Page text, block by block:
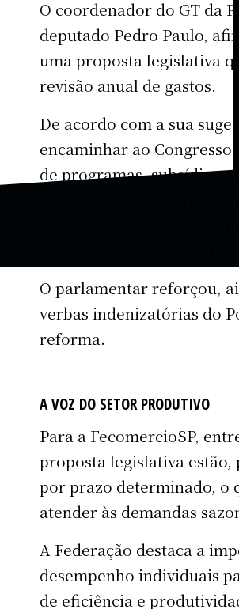
O coordenador do GT da
deputado Pedro Paulo,
uma proposta legislativa
revisão anual de gastos.
De acordo com a sua
encaminhar ao
de programas, subsídios e
O parlamentar reforçou,
verbas indenizatórias do
reforma.
A VOZ DO SETOR PRODUTIVO
Para a FecomercioSP,
proposta legislativa
por prazo determinado, o
atender às demandas
A Federação destaca a
desempenho individuais
de eficiência e